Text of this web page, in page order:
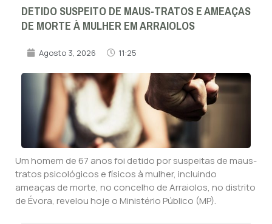
DETIDO SUSPEITO DE MAUS-TRATOS E AMEAÇAS
DE MORTE À MULHER EM ARRAIOLOS
Agosto 3, 2026 11:25
Um homem de 67 anos foi detido por suspeitas de maus-
tratos psicológicos e físicos à mulher, incluindo
ameaças de morte, no concelho de Arraiolos, no distrito
de Évora, revelou hoje o Ministério Público (MP).